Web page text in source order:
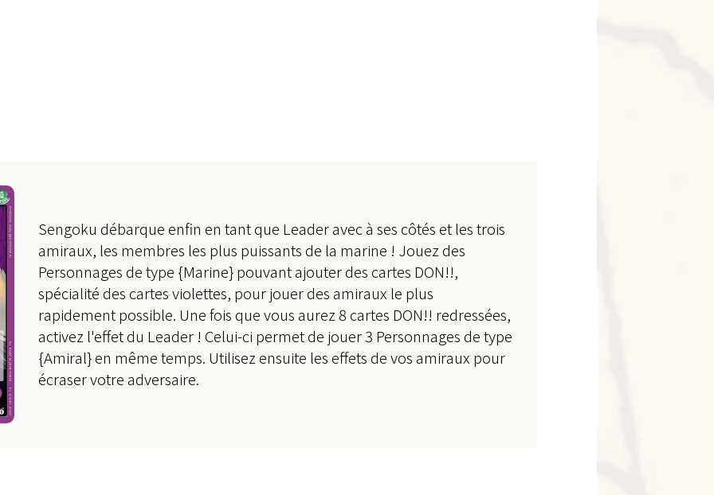
Sengoku débarque enfin en tant que Leader avec à ses côtés et les trois
amiraux, les membres les plus puissants de la marine ! Jouez des
Personnages de type {Marine} pouvant ajouter des cartes DON!!,
spécialité des cartes violettes, pour jouer des amiraux le plus
rapidement possible. Une fois que vous aurez 8 cartes DON!! redressées,
activez l'effet du Leader ! Celui-ci permet de jouer 3 Personnages de type
{Amiral} en même temps. Utilisez ensuite les effets de vos amiraux pour
écraser votre adversaire.